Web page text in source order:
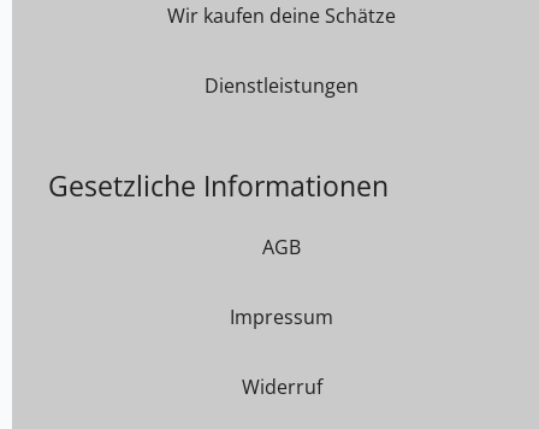
Wir kaufen deine Schätze
Dienstleistungen
Gesetzliche Informationen
AGB
Impressum
Widerruf